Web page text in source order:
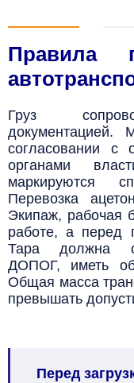
Правила
Груз
документацией.
согласовании с
органами
маркируются
Перевозка
Экипаж, рабочая
работе, а перед
Тара должна
ДОПОГ, иметь
Общая масса
превышать
Перед